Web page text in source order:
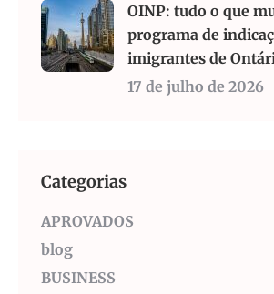
OINP: tudo o que
programa de
imigrantes de
17 de julho de 2026
Categorias
APROVADOS
blog
BUSINESS